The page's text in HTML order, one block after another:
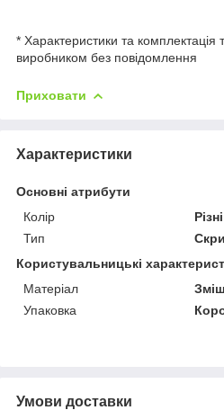
* Характеристики та комплектація
виробником без повідомлення
Приховати
Характеристики
Основні атрибути
Колір
Тип
Користувальницькі
Матеріал
Упаковка
Умови доставки